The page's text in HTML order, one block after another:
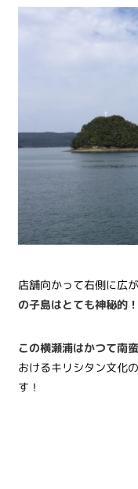
店舗向かって右側に広
の子島はとても神秘的！
この横瀬浦はかつて南
おけるキリシタン文化
す ！